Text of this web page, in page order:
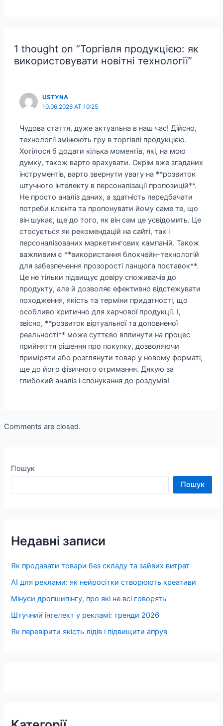
1 thought on “Торгівля продукцією: як
використовувати новітні технології”
USTYNA
10.06.2026 AT 10:25
Чудова стаття, дуже актуальна в наш час! Дійсно,
технології змінюють гру в торгівлі продукцією.
Хотілося б додати кілька моментів, які, на мою
думку, також варто врахувати. Окрім вже згаданих
інструментів, варто звернути увагу на **розвиток
штучного інтелекту в персоналізації пропозицій**.
Не просто аналіз даних, а здатність передбачати
потреби клієнта та пропонувати йому саме те, що
він шукає, ще до того, як він сам це усвідомить. Це
стосується як рекомендацій на сайті, так і
персоналізованих маркетингових кампаній. Також
важливим є **використання блокчейн-технологій
для забезпечення прозорості ланцюга поставок**.
Це не тільки підвищує довіру споживачів до
продукту, але й дозволяє ефективно відстежувати
походження, якість та терміни придатності, що
особливо критично для харчової продукції. І,
звісно, **розвиток віртуальної та доповненої
реальності** може суттєво вплинути на процес
прийняття рішення про покупку, дозволяючи
приміряти або розглянути товар у новому форматі,
ще до його фізичного отримання. Дякую за
глибокий аналіз і спонукання до роздумів!
Comments are closed.
Пошук
Пошук
Недавні записи
Як продавати товари без складу та зайвих витрат
AI для реклами: як нейросітки створюють креативи
Мінуси дропшипінгу, про які не всі говорять
Штучний інтелект у рекламі: тренди 2026
Як перевірити якість лідів і підвищити апрув